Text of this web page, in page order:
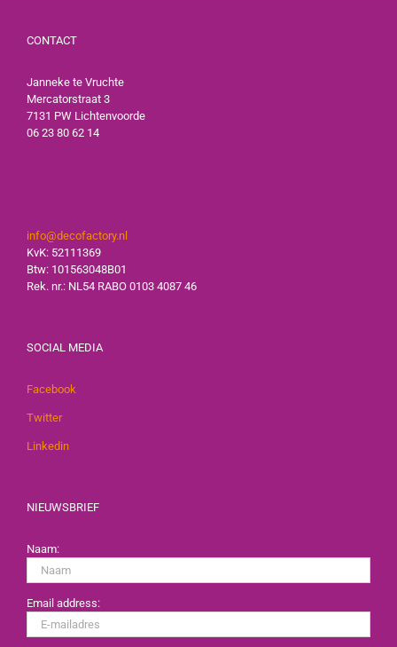
CONTACT
Janneke te Vruchte
Mercatorstraat 3
7131 PW Lichtenvoorde
06 23 80 62 14
info@decofactory.nl
KvK: 52111369
Btw: 101563048B01
Rek. nr.: NL54 RABO 0103 4087 46
SOCIAL MEDIA
Facebook
Twitter
Linkedin
NIEUWSBRIEF
Naam:
Email address: